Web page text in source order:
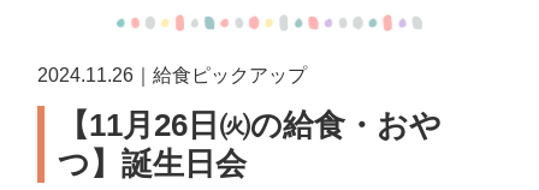
2024.11.26｜給食ピックアップ
【11月26日㈫の給食・おや
つ】誕生日会